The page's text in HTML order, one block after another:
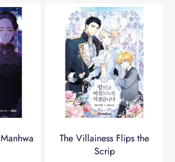
The Villainess Flips the
Scrip